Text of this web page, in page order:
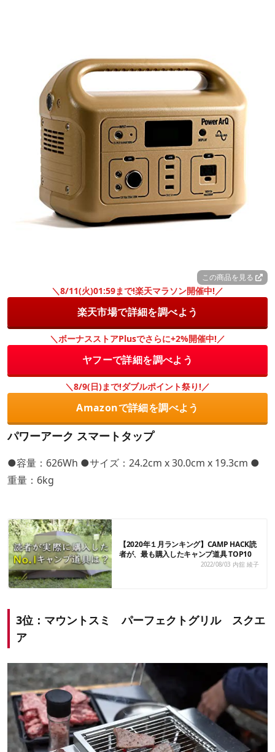
この商品を見る
＼8/11(火)01:59まで!楽天マラソン開催中!／
楽天市場で詳細を調べよう
＼ボーナスストアPlusでさらに+2%開催中!／
ヤフーで詳細を調べよう
＼8/9(日)まで!ダブルポイント祭り!／
Amazonで詳細を調べよう
パワーアーク スマートタップ
●容量：626Wh ●サイズ：24.2cm x 30.0cm x 19.3cm ●
重量：6kg
【2020年１月ランキング】CAMP HACK読
者が、最も購入したキャンプ道具 TOP10
2022/08/03 内舘 綾子
3位：マウントスミ パーフェクトグリル スクエ
ア